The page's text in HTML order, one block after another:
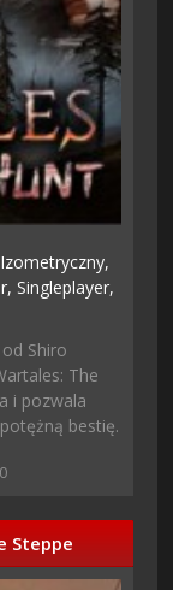
Singleplayer,
Shiro
The
i pozwala
bestię.
Steppe